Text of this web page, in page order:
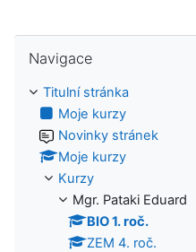
Navigace
Titulní stránka
Moje kurzy
Novinky stránek
Moje kurzy
Kurzy
Mgr. Pataki Eduard
BIO 1. roč.
ZEM 4. roč.